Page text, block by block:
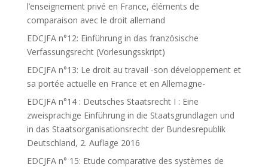
l’enseignement privé en France, éléments de
comparaison avec le droit allemand
EDCJFA n°12: Einführung in das französische
Verfassungsrecht (Vorlesungsskript)
EDCJFA n°13: Le droit au travail -son développement et
sa portée actuelle en France et en Allemagne-
EDCJFA n°14 : Deutsches Staatsrecht I : Eine
zweisprachige Einführung in die Staatsgrundlagen und
in das Staatsorganisationsrecht der Bundesrepublik
Deutschland, 2. Auflage 2016
EDCJFA n° 15: Etude comparative des systèmes de